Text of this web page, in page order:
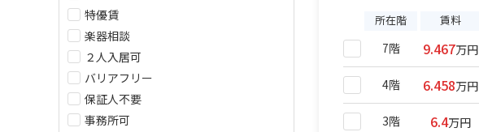
所在階 賃料
7階 9.467万円
4階 6.458万円
3階 6.4万円
特優賃
楽器相談
２人入居可
バリアフリー
保証人不要
事務所可